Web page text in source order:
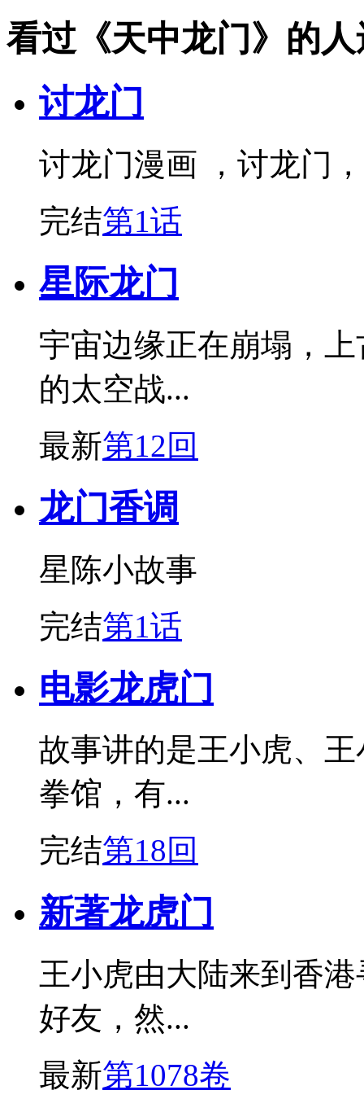
看过《天中龙门》的
讨龙门
讨龙门漫画 ，讨龙门
完结第1话
星际龙门
宇宙边缘正在崩塌，
的太空战...
最新第12回
龙门香调
星陈小故事
完结第1话
电影龙虎门
故事讲的是王小虎、
拳馆，有...
完结第18回
新著龙虎门
王小虎由大陆来到香
好友，然...
最新第1078卷